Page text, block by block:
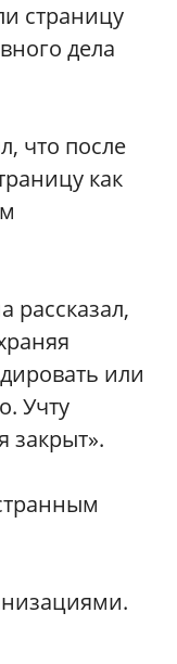
страницу
дела
что после
как
рассказал,
или
Учту
закрыт».